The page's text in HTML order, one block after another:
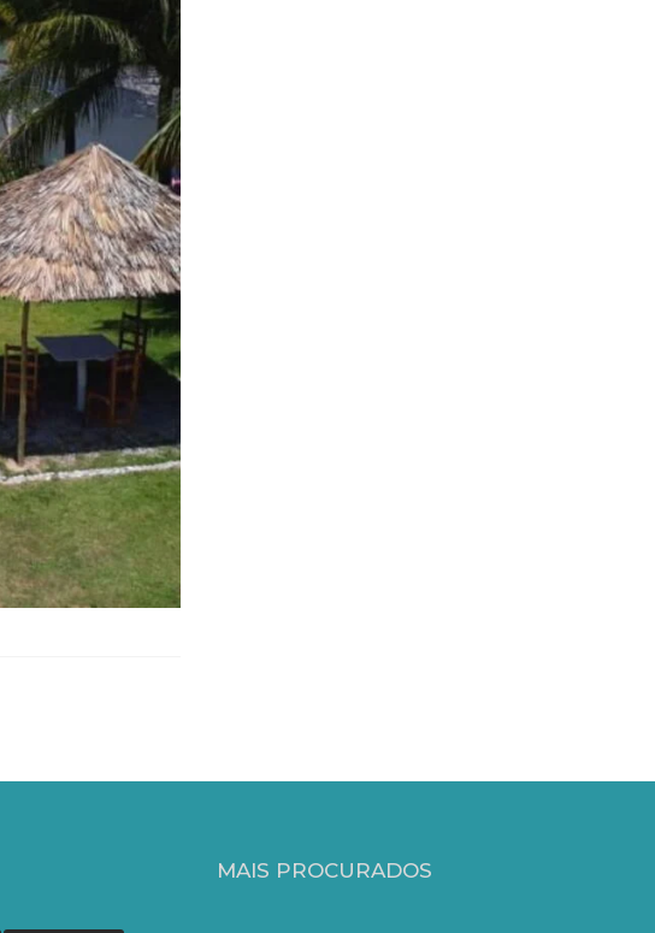
MAIS PROCURADOS